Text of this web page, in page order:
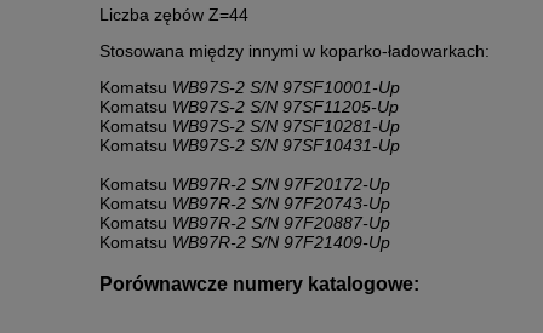
Liczba zębów Z=44
Stosowana między innymi w koparko-ładowarkach:
Komatsu WB97S-2 S/N 97SF10001-Up
Komatsu WB97S-2 S/N 97SF11205-Up
Komatsu WB97S-2 S/N 97SF10281-Up
Komatsu WB97S-2 S/N 97SF10431-Up
Komatsu WB97R-2 S/N 97F20172-Up
Komatsu WB97R-2 S/N 97F20743-Up
Komatsu WB97R-2 S/N 97F20887-Up
Komatsu WB97R-2 S/N 97F21409-Up
Porównawcze numery katalogowe: